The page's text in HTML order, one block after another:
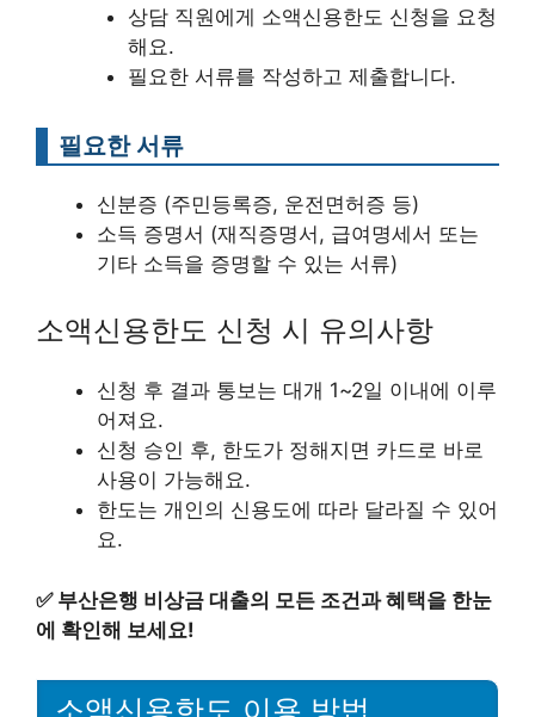
상담 직원에게 소액신용한도 신청을 요청
해요.
필요한 서류를 작성하고 제출합니다.
필요한 서류
신분증 (주민등록증, 운전면허증 등)
소득 증명서 (재직증명서, 급여명세서 또는
기타 소득을 증명할 수 있는 서류)
소액신용한도 신청 시 유의사항
신청 후 결과 통보는 대개 1~2일 이내에 이루
어져요.
신청 승인 후, 한도가 정해지면 카드로 바로
사용이 가능해요.
한도는 개인의 신용도에 따라 달라질 수 있어
요.
✅ 부산은행 비상금 대출의 모든 조건과 혜택을 한눈
에 확인해 보세요!
소액신용한도 이용 방법